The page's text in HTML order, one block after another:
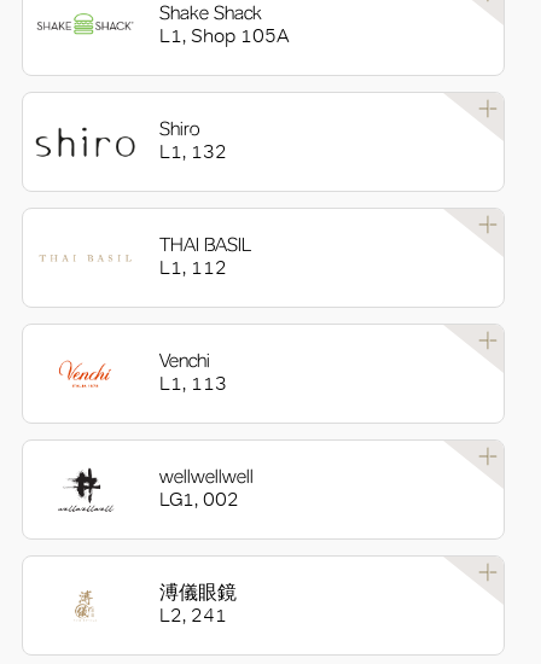
Shake Shack
L1, Shop 105A
Shiro
L1, 132
THAI BASIL
L1, 112
Venchi
L1, 113
wellwellwell
LG1, 002
溥儀眼鏡
L2, 241